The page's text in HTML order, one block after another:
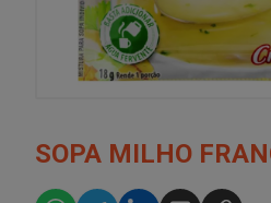
SOPA MILHO